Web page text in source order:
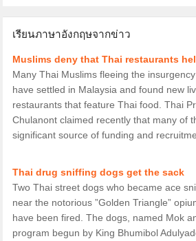
เรียนภาษาอังกฤษจากข่าว
Muslims deny that Thai restaurants
Many Thai Muslims fleeing the
have settled in Malaysia and found new
restaurants that feature Thai food. Thai
Chulanont claimed recently that many of
significant source of funding and
Thai drug sniffing dogs get the sack
Two Thai street dogs who became ace
near the notorious ”Golden Triangle”
have been fired. The dogs, named Mok
program begun by King Bhumibol